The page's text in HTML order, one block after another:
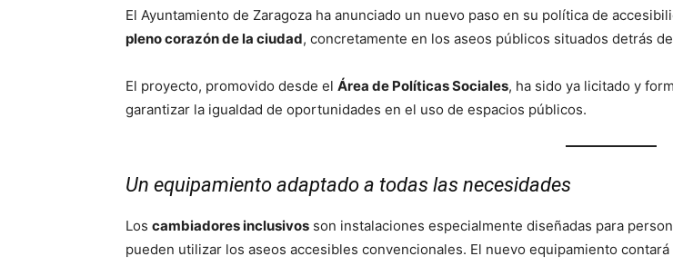
El Ayuntamiento de Zaragoza ha anunciado un nuevo paso en su política de
pleno corazón de la ciudad, concretamente en los aseos públicos situados detrás
El proyecto, promovido desde el Área de Políticas Sociales, ha sido ya licitado y
garantizar la igualdad de oportunidades en el uso de espacios públicos.
Un equipamiento adaptado a todas las necesidades
Los cambiadores inclusivos son instalaciones especialmente diseñadas para
pueden utilizar los aseos accesibles convencionales. El nuevo equipamiento contará